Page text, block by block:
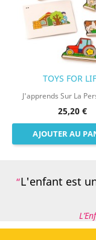
TOYS FOR
J'apprends Sur La
25,20 €
AJOUTER AU
L'enfant est